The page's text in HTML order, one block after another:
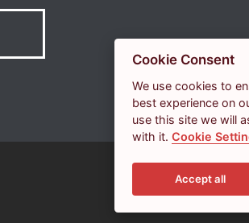
Cookie Consent
We use cookies to
best experience on
use this site we will
with it.Cookie
Accept all